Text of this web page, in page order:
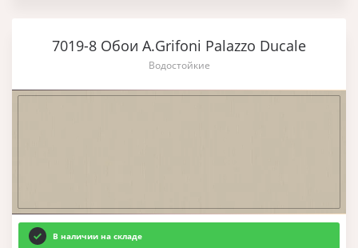
7019-8 Обои A.Grifoni Palazzo Ducale
Водостойкие
В наличии на складе